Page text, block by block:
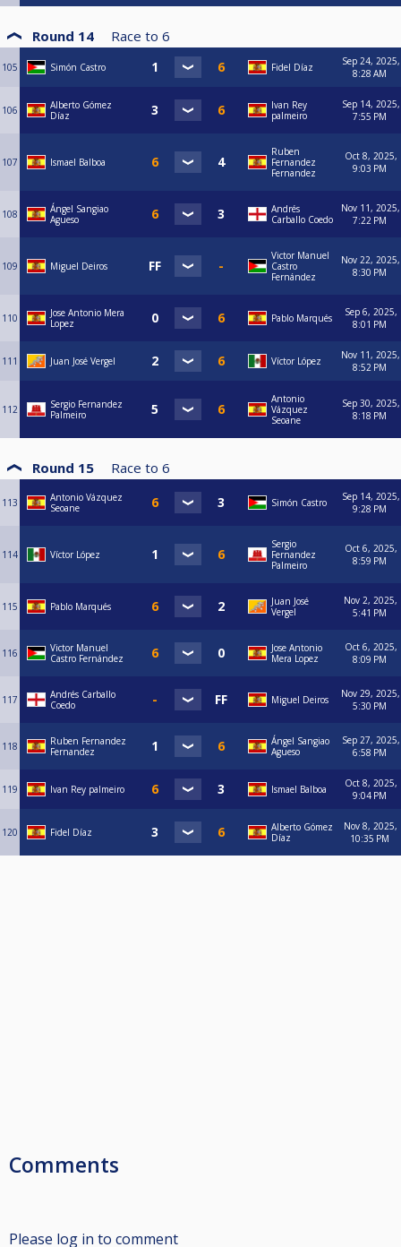
Round 14 Race to 6
105 Simón Castro Fidel Díaz
Sep 24, 2025,
8:28 AM
106
Alberto Gómez
Díaz
Ivan Rey
palmeiro
Sep 14, 2025,
7:55 PM
107 Ismael Balboa
Ruben
Fernandez
Fernandez
Oct 8, 2025,
9:03 PM
108
Ángel Sangiao
Agueso
Andrés
Carballo Coedo
Nov 11, 2025,
7:22 PM
109 Miguel Deiros
Victor Manuel
Castro
Fernández
Nov 22, 2025,
8:30 PM
110
Jose Antonio Mera
Lopez
Pablo Marqués
Sep 6, 2025,
8:01 PM
111 Juan José Vergel Víctor López
Nov 11, 2025,
8:52 PM
112
Sergio Fernandez
Palmeiro
Antonio
Vázquez
Seoane
Sep 30, 2025,
8:18 PM
Round 15 Race to 6
113
Antonio Vázquez
Seoane
Simón Castro
Sep 14, 2025,
9:28 PM
114 Víctor López
Sergio
Fernandez
Palmeiro
Oct 6, 2025,
8:59 PM
115 Pablo Marqués
Juan José
Vergel
Nov 2, 2025,
5:41 PM
116
Victor Manuel
Castro Fernández
Jose Antonio
Mera Lopez
Oct 6, 2025,
8:09 PM
117
Andrés Carballo
Coedo
Miguel Deiros
Nov 29, 2025,
5:30 PM
118
Ruben Fernandez
Fernandez
Ángel Sangiao
Agueso
Sep 27, 2025,
6:58 PM
119 Ivan Rey palmeiro Ismael Balboa
Oct 8, 2025,
9:04 PM
120 Fidel Díaz
Alberto Gómez
Díaz
Nov 8, 2025,
10:35 PM
Comments
Please log in to comment